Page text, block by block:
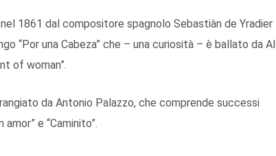
1861 dal compositore spagnolo Sebastiàn de Yradier
“Por una Cabeza” che – una curiosità – è ballato da Al
of woman”.
da Antonio Palazzo, che comprende successi
e “Caminito”.